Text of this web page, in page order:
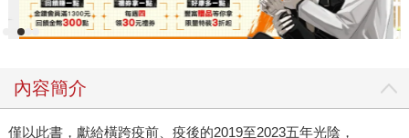
內容簡介
僅以此書，獻給橫跨疫前、疫後的2019至2023五年光陰，